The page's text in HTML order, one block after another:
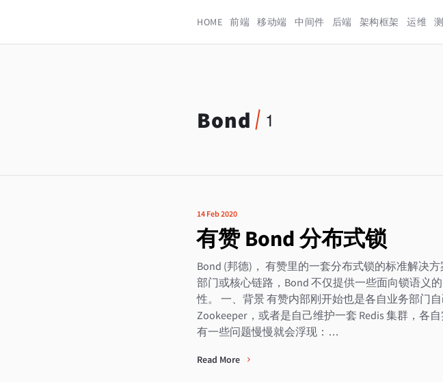
HOME 前端 移动端 中间件 后端 架构框架 运维
Bond 1
14 Feb 2020
有赞 Bond 分布式锁
Bond (邦德)， 有赞里的一套分布式锁的标准解决
部门或核心链路，Bond 不仅提供一些面向锁语义
性。 一、背景 有赞内部刚开始也是各自业务部门
Zookeeper，或者是自己维护一套 Redis 集群，各
有一些问题慢慢就会浮现：…
Read More